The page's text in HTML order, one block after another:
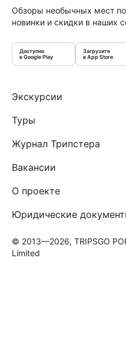
Обзоры необычных мест
новинки и скидки в наших
Доступно
в Google Play
Загрузите
в App Store
Экскурсии
Туры
Журнал Трипстера
Вакансии
О проекте
Юридические
© 2013—2026, TRIPSGO
Limited